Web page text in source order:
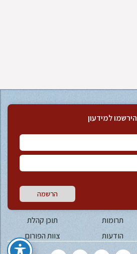
הירשמו למידעון
הרשמה
תרומות
תוכן קהלת
הודעות צוות הפורום